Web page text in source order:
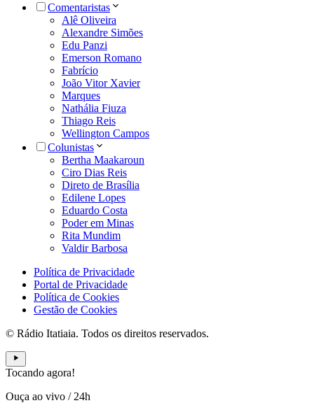
Comentaristas
Alê Oliveira
Alexandre Simões
Edu Panzi
Emerson Romano
Fabrício
João Vitor Xavier
Marques
Nathália Fiuza
Thiago Reis
Wellington Campos
Colunistas
Bertha Maakaroun
Ciro Dias Reis
Direto de Brasília
Edilene Lopes
Eduardo Costa
Poder em Minas
Rita Mundim
Valdir Barbosa
Política de Privacidade
Portal de Privacidade
Política de Cookies
Gestão de Cookies
© Rádio Itatiaia. Todos os direitos reservados.
Tocando agora!
Ouça ao vivo / 24h